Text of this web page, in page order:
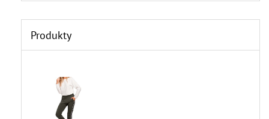
Produkty